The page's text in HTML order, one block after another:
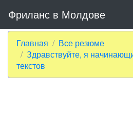
Фриланс в Молдове
Главная
Все резюме
Здравствуйте, я
текстов